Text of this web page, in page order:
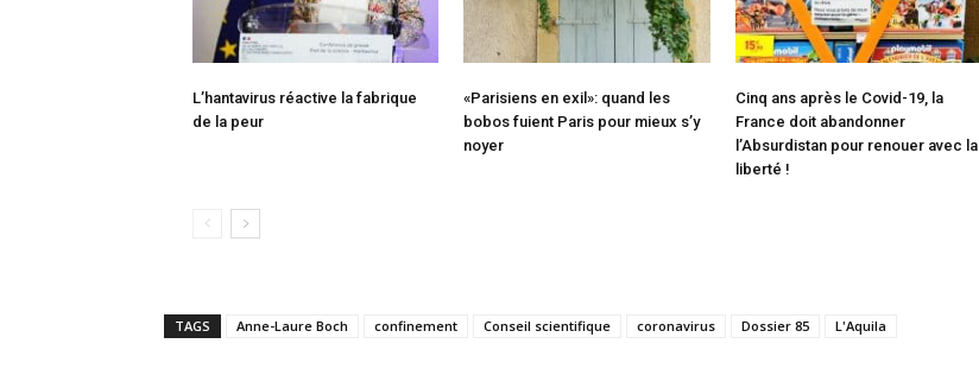
L’hantavirus réactive la fabrique
de la peur
«Parisiens en exil»: quand les
bobos fuient Paris pour mieux s’y
noyer
Cinq ans après le Covid-19, la
France doit abandonner
l’Absurdistan pour renouer avec la
liberté !
TAGS Anne-Laure Boch confinement Conseil scientifique coronavirus Dossier 85 L'Aquila